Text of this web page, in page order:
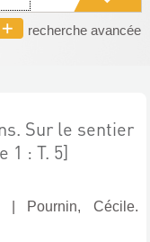
recherche avancée
Sur le sentier
1 : T. 5]
Pournin, Cécile.